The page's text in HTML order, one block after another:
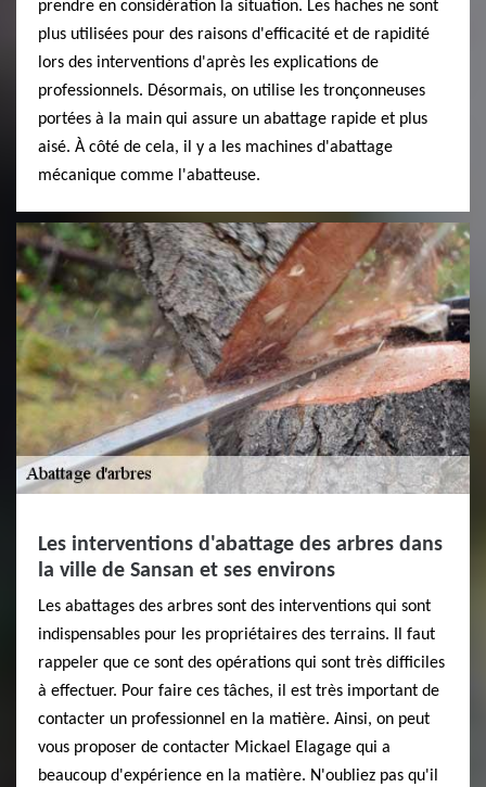
prendre en considération la situation. Les haches ne sont
plus utilisées pour des raisons d'efficacité et de rapidité
lors des interventions d'après les explications de
professionnels. Désormais, on utilise les tronçonneuses
portées à la main qui assure un abattage rapide et plus
aisé. À côté de cela, il y a les machines d'abattage
mécanique comme l'abatteuse.
Les interventions d'abattage des arbres dans
la ville de Sansan et ses environs
Les abattages des arbres sont des interventions qui sont
indispensables pour les propriétaires des terrains. Il faut
rappeler que ce sont des opérations qui sont très difficiles
à effectuer. Pour faire ces tâches, il est très important de
contacter un professionnel en la matière. Ainsi, on peut
vous proposer de contacter Mickael Elagage qui a
beaucoup d'expérience en la matière. N'oubliez pas qu'il